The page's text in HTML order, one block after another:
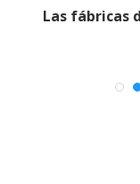
Las fábricas